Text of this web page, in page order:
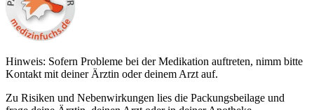
Hinweis: Sofern Probleme bei der Medikation auftreten, nimm bitte
Kontakt mit deiner Ärztin oder deinem Arzt auf.
Zu Risiken und Nebenwirkungen lies die Packungsbeilage und